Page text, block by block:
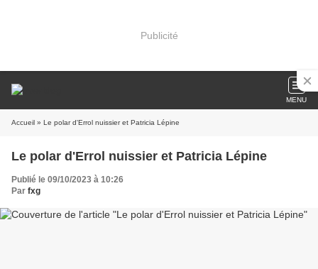
Publicité
MENU
Accueil » Le polar d'Errol nuissier et Patricia Lépine
Le polar d'Errol nuissier et Patricia Lépine
Publié le 09/10/2023 à 10:26
Par fxg